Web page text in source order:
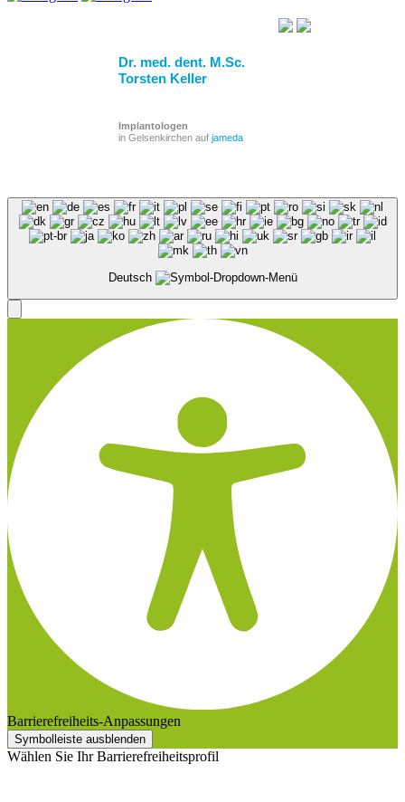
Dr. med. dent. M.Sc.
Torsten Keller
Implantologen
in Gelsenkirchen auf jameda
Deutsch
Barrierefreiheits-Anpassungen
Symbolleiste ausblenden
Wählen Sie Ihr Barrierefreiheitsprofil